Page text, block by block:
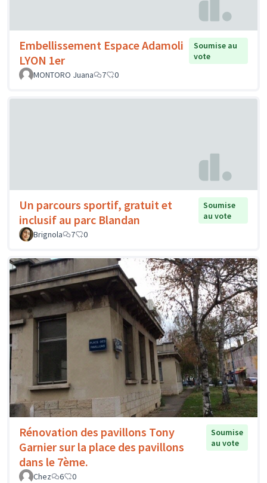
Embellissement Espace Adamoli
LYON 1er
Soumise au
vote
MONTORO Juana
7 0
Un parcours sportif, gratuit et
inclusif au parc Blandan
Soumise
au vote
Brignola
7 0
Rénovation des pavillons Tony
Garnier sur la place des pavillons
dans le 7ème.
Soumise
au vote
Chez 6 0